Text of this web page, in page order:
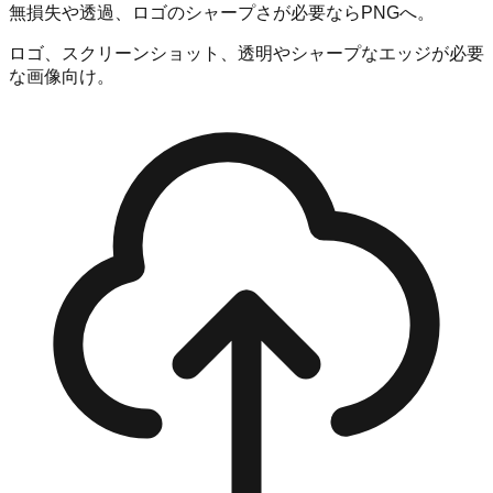
無損失や透過、ロゴのシャープさが必要ならPNGへ。
ロゴ、スクリーンショット、透明やシャープなエッジが必要
な画像向け。